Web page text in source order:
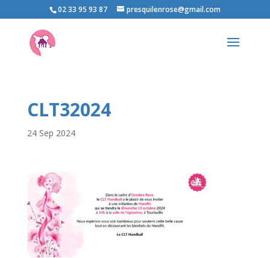
02 33 95 93 87 presquilenrose@gmail.com
CLT32024
24 Sep 2024